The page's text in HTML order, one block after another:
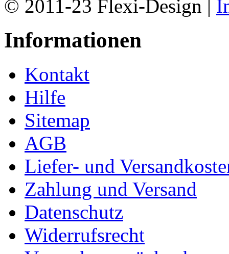
© 2011-23 Flexi-Design |
Informationen
Kontakt
Hilfe
Sitemap
AGB
Liefer- und
Zahlung und Versand
Datenschutz
Widerrufsrecht